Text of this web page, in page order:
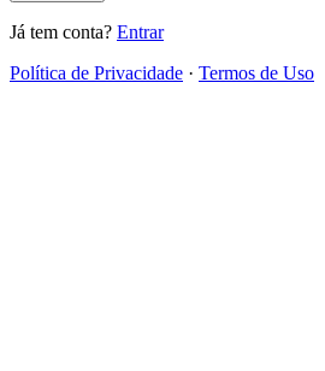
Já tem conta? Entrar
Política de Privacidade · Termos de Uso